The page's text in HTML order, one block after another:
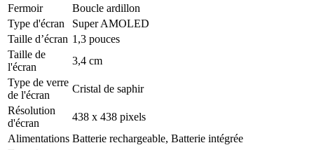
Fermoir
Boucle ardillon
Type d'écran
Super AMOLED
Taille d’écran 1,3 pouces
Taille de
l'écran
3,4 cm
Type de verre
de l'écran
Cristal de saphir
Résolution
d'écran
438 x 438 pixels
Alimentations Batterie rechargeable, Batterie intégrée